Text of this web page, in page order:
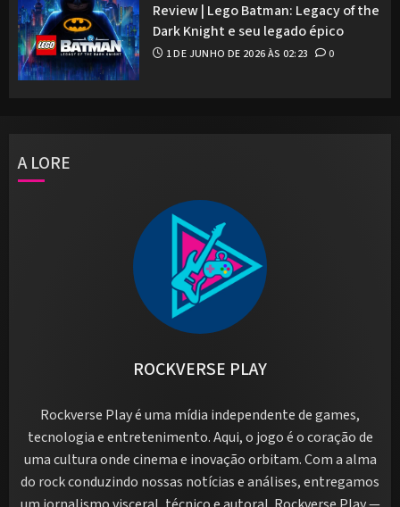
Review | Lego Batman: Legacy of the
Dark Knight e seu legado épico
1 DE JUNHO DE 2026 ÀS 02:23 0
A LORE
ROCKVERSE PLAY
Rockverse Play é uma mídia independente de games,
tecnologia e entretenimento. Aqui, o jogo é o coração de
uma cultura onde cinema e inovação orbitam. Com a alma
do rock conduzindo nossas notícias e análises, entregamos